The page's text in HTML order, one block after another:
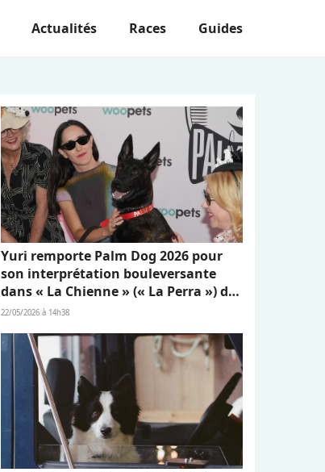
Actualités Races Guides
Yuri remporte Palm Dog 2026 pour
son interprétation bouleversante
dans « La Chienne » (« La Perra ») de
Dominga Sotomayor
22/05/2026 à 14h38